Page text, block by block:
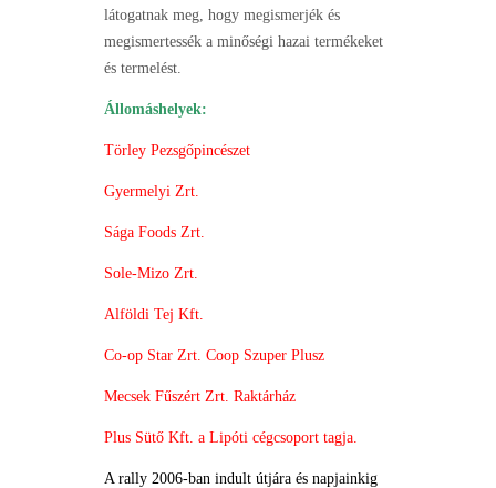
látogatnak meg, hogy megismerjék és
megismertessék a minőségi hazai termékeket
és termelést.
Állomáshelyek:
Törley Pezsgőpincészet
Gyermelyi Zrt.
Sága Foods Zrt.
Sole-Mizo Zrt.
Alföldi Tej Kft.
Co-op Star Zrt. Coop Szuper Plusz
Mecsek Fűszért Zrt. Raktárház
Plus Sütő Kft. a Lipóti cégcsoport tagja.
A rally 2006-ban indult útjára és napjainkig